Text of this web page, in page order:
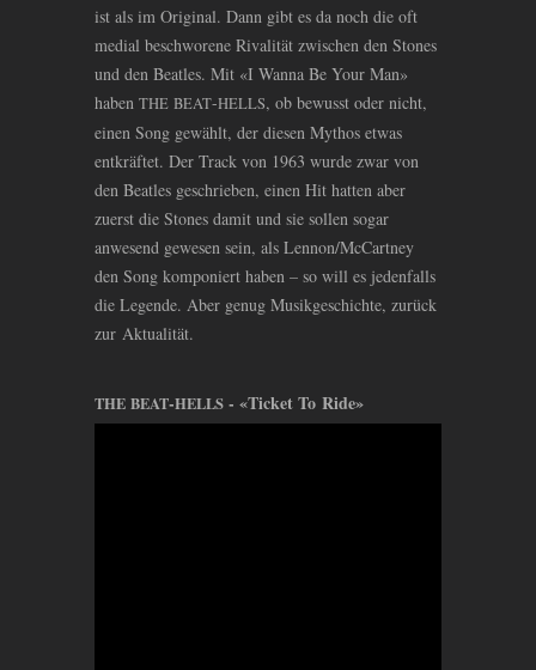
ist als im Original. Dann gibt es da noch die oft
medial beschworene Rivalität zwischen den Stones
und den Beatles. Mit «I Wanna Be Your Man»
haben THE BEAT-HELLS, ob bewusst oder nicht,
einen Song gewählt, der diesen Mythos etwas
entkräftet. Der Track von 1963 wurde zwar von
den Beatles geschrieben, einen Hit hatten aber
zuerst die Stones damit und sie sollen sogar
anwesend gewesen sein, als Lennon/McCartney
den Song komponiert haben – so will es jedenfalls
die Legende. Aber genug Musikgeschichte, zurück
zur Aktualität.
THE BEAT-HELLS - «Ticket To Ride»